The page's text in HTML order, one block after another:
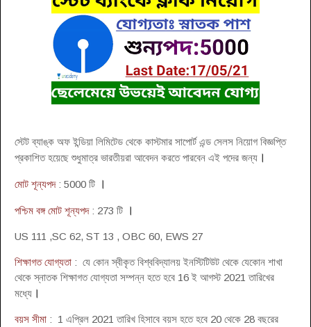
স্টেট ব্যাঙ্ক অফ ইন্ডিয়া লিমিটেড থেকে কাস্টমার সাপোর্ট এন্ড সেলস নিয়োগ বিজ্ঞপ্তি
প্রকাশিত হয়েছে শুধুমাত্র ভারতীয়রা আবেদন করতে পারবেন এই পদের জন্য ।
মোট শূন্যপদ: 5000 টি ।
পশ্চিম বঙ্গ মোট শূন্যপদ: 273 টি ।
US 111 ,SC 62, ST 13 , OBC 60, EWS 27
শিক্ষাগত যোগ্যতা : যে কোন স্বীকৃত বিশ্ববিদ্যালয় ইনস্টিটিউট থেকে যেকোন শাখা
থেকে স্নাতক শিক্ষাগত যোগ্যতা সম্পন্ন হতে হবে 16 ই আগস্ট 2021 তারিখের
মধ্যে ।
বয়স সীমা : 1 এপ্রিল 2021 তারিখ হিসাবে বয়স হতে হবে 20 থেকে 28 বছরের